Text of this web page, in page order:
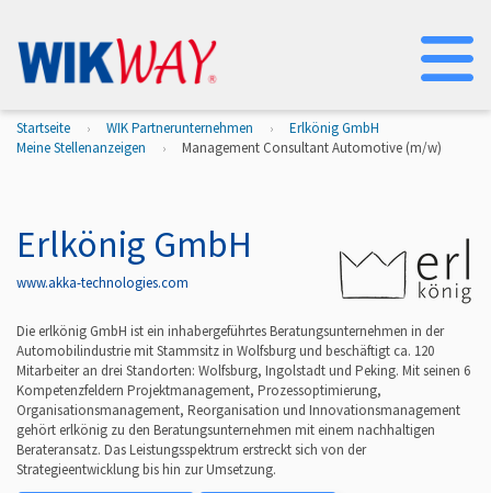
Startseite WIK Partnerunternehmen
Erlkönig GmbH
Meine Stellenanzeigen
Management Consultant Automotive (m/w)
Erlkönig GmbH
www.akka-technologies.com
Die erlkönig GmbH ist ein inhabergeführtes Beratungsunternehmen in der
Automobilindustrie mit Stammsitz in Wolfsburg und beschäftigt ca. 120
Mitarbeiter an drei Standorten: Wolfsburg, Ingolstadt und Peking. Mit seinen 6
Kompetenzfeldern Projektmanagement, Prozessoptimierung,
Organisationsmanagement, Reorganisation und Innovationsmanagement
gehört erlkönig zu den Beratungsunternehmen mit einem nachhaltigen
Berateransatz. Das Leistungsspektrum erstreckt sich von der
Strategieentwicklung bis hin zur Umsetzung.